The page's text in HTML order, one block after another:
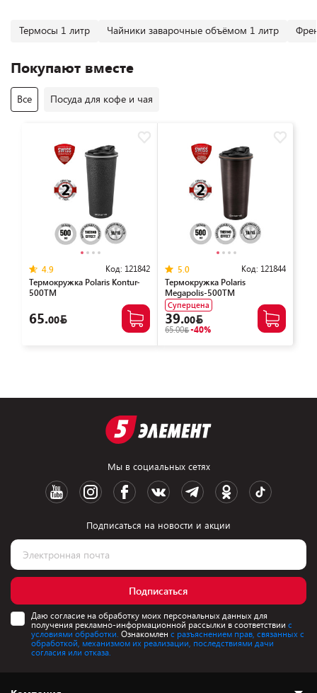
Термосы 1 литр Чайники заварочные объёмом 1 литр
Покупают вместе
Все Посуда для кофе и чая
4.9 Код: 121842
Термокружка Polaris Kontur-
500TM
65.00
5.0 Код: 121844
Термокружка Polaris
Megapolis-500TM
Суперцена
39.00
65.00 -40%
Мы в социальных сетях
Подписаться на новости и акции
Подписаться
Даю согласие на обработку моих персональных данных для
получения рекламно-информационной рассылки в соответствии с
условиями обработки. Ознакомлен с разъяснением прав, связанных с
обработкой, механизмом их реализации, последствиями дачи
согласия или отказа.